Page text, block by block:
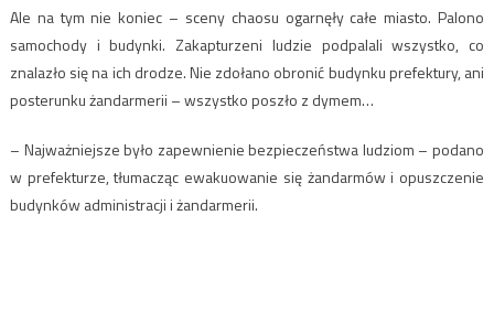
Ale na tym nie koniec – sceny chaosu ogarnęły całe miasto. Palono
samochody i budynki. Zakapturzeni ludzie podpalali wszystko, co
znalazło się na ich drodze. Nie zdołano obronić budynku prefektury, ani
posterunku żandarmerii – wszystko poszło z dymem…
– Najważniejsze było zapewnienie bezpieczeństwa ludziom – podano
w prefekturze, tłumacząc ewakuowanie się żandarmów i opuszczenie
budynków administracji i żandarmerii.